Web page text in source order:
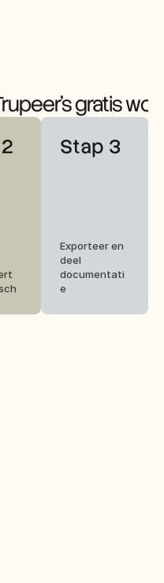
gratis
Stap 3
Exporteer en
deel
documentati
e